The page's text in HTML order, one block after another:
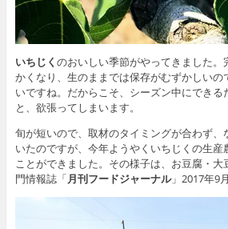
いちじく のおいしい季節がやってきました。
かくなり、生のままでは保存がむずかしいの
いですね。だからこそ、シーズン中にできる
と、欲張ってしまいます。
旬が短いので、取材のタイミングが合わず、
いたのですが、今年ようやくいちじくの生産
ことができました。その様子は、お豆腐・
門情報誌「月刊フードジャーナル」2017年9